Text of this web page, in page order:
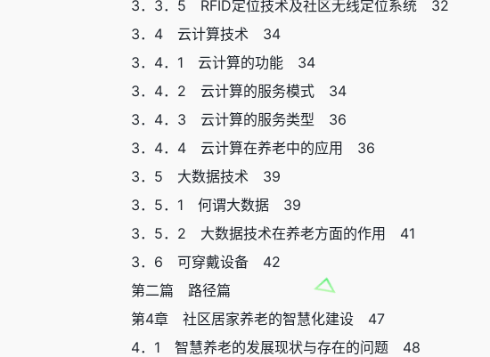
3．3．5 RFID定位技术及社区无线定位系统 32
3．4 云计算技术 34
3．4．1 云计算的功能 34
3．4．2 云计算的服务模式 34
3．4．3 云计算的服务类型 36
3．4．4 云计算在养老中的应用 36
3．5 大数据技术 39
3．5．1 何谓大数据 39
3．5．2 大数据技术在养老方面的作用 41
3．6 可穿戴设备 42
第二篇 路径篇
第4章 社区居家养老的智慧化建设 47
4．1 智慧养老的发展现状与存在的问题 48